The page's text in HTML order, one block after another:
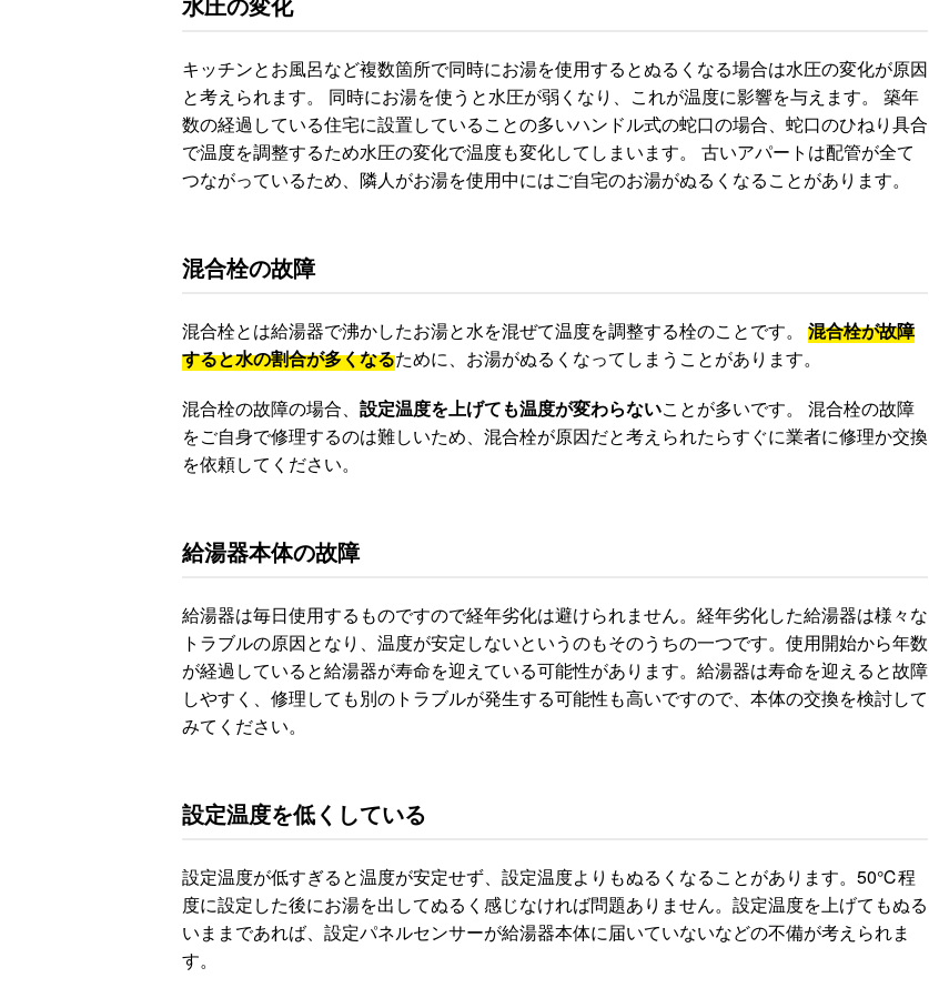
キッチンとお風呂など複数箇所で同時にお湯を使用するとぬるくなる場合は水圧の変化が原因
と考えられます。 同時にお湯を使うと水圧が弱くなり、これが温度に影響を与えます。 築年
数の経過している住宅に設置していることの多いハンドル式の蛇口の場合、蛇口のひねり具合
で温度を調整するため水圧の変化で温度も変化してしまいます。 古いアパートは配管が全て
つながっているため、隣人がお湯を使用中にはご自宅のお湯がぬるくなることがあります。
混合栓の故障
混合栓とは給湯器で沸かしたお湯と水を混ぜて温度を調整する栓のことです。 混合栓が故障
すると水の割合が多くなるために、お湯がぬるくなってしまうことがあります。
混合栓の故障の場合、 設定温度を上げても温度が変わらないことが多いです。 混合栓の故障
をご自身で修理するのは難しいため、混合栓が原因だと考えられたらすぐに業者に修理か交換
を依頼してください。
給湯器本体の故障
給湯器は毎日使用するものですので経年劣化は避けられません。経年劣化した給湯器は様々な
トラブルの原因となり、温度が安定しないというのもそのうちの一つです。使用開始から年数
が経過していると給湯器が寿命を迎えている可能性があります。給湯器は寿命を迎えると故障
しやすく、修理しても別のトラブルが発生する可能性も高いですので、本体の交換を検討して
みてください。
設定温度を低くしている
設定温度が低すぎると温度が安定せず、設定温度よりもぬるくなることがあります。50℃程
度に設定した後にお湯を出してぬるく感じなければ問題ありません。設定温度を上げてもぬる
いままであれば、設定パネルセンサーが給湯器本体に届いていないなどの不備が考えられま
す。